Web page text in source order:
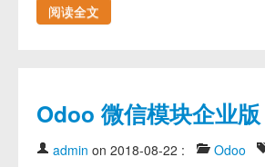
阅读全文
Odoo 微信模块企业版
admin on 2018-08-22 : Odoo